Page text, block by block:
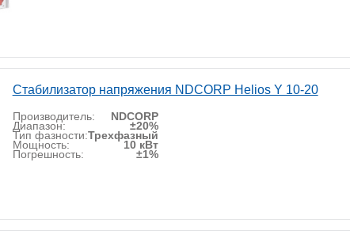
Стабилизатор напряжения NDCORP Helios Y 10-20
Производитель: NDCORP
Диапазон: ±20%
Тип фазности:Трехфазный
Мощность: 10 кВт
Погрешность: ±1%